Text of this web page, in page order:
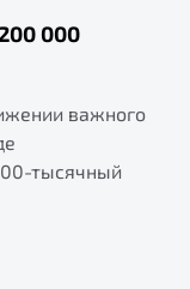
000
важного
тысячный